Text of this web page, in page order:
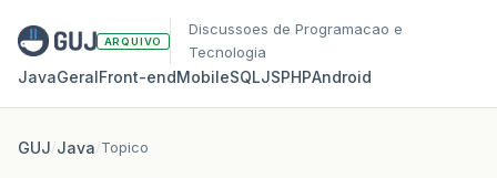
ARQUIVO
Discussoes de Programacao e
Tecnologia
JavaGeralFront‑endMobileSQLJSPHPAndroid
GUJ/Java/Topico